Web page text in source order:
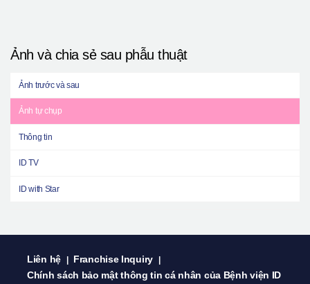
Ảnh và chia sẻ sau phẫu thuật
Ảnh trước và sau
Ảnh tự chụp
Thông tin
ID TV
ID with Star
Liên hệ Franchise Inquiry
Chính sách bảo mật thông tin cá nhân của Bệnh viện ID